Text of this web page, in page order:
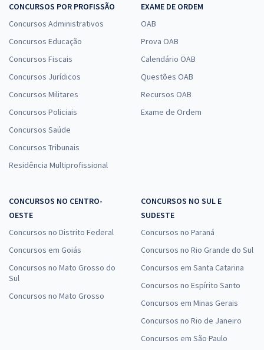
CONCURSOS POR PROFISSÃO
Concursos Administrativos
Concursos Educação
Concursos Fiscais
Concursos Jurídicos
Concursos Militares
Concursos Policiais
Concursos Saúde
Concursos Tribunais
Residência Multiprofissional
EXAME DE ORDEM
OAB
Prova OAB
Calendário OAB
Questões OAB
Recursos OAB
Exame de Ordem
CONCURSOS NO CENTRO-
OESTE
Concursos no Distrito Federal
Concursos em Goiás
Concursos no Mato Grosso do
Sul
Concursos no Mato Grosso
CONCURSOS NO SUL E
SUDESTE
Concursos no Paraná
Concursos no Rio Grande do Sul
Concursos em Santa Catarina
Concursos no Espírito Santo
Concursos em Minas Gerais
Concursos no Rio de Janeiro
Concursos em São Paulo